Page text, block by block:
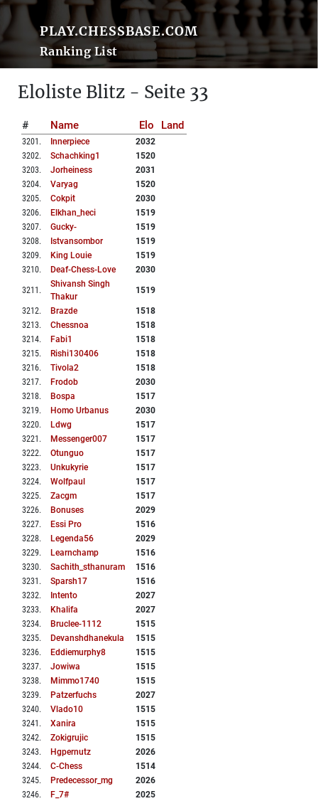
PLAY.CHESSBASE.COM
Ranking List
Eloliste Blitz - Seite 33
# Name Elo Land
3201 . Innerpiece
2032
3202. Schachking1
1520
3203. Jorheiness
2031
3204. Varyag
1520
3205. Cokpit
2030
3206. Elkhan_heci
1519
3207. Gucky-
1519
3208. Istvansombor
1519
3209. King Louie
1519
3210. Deaf-Chess-Love 2030
3211 .
Shivansh Singh
Thakur
1519
3212. Brazde
1518
3213. Chessnoa
1518
3214. Fabi1
1518
3215. Rishi130406
1518
3216. Tivola2
1518
3217. Frodob
2030
3218. Bospa
1517
3219. Homo Urbanus
2030
3220. Ldwg
1517
3221 . Messenger007
1517
3222. Otunguo
1517
3223. Unkukyrie
1517
3224. Wolfpaul
1517
3225. Zacgm
1517
3226. Bonuses
2029
3227. Essi Pro
1516
3228. Legenda56
2029
3229. Learnchamp
1516
3230. Sachith_sthanuram
1516
3231 . Sparsh17
1516
3232. Intento
2027
3233. Khalifa
2027
3234. Bruclee-1112
1515
3235. Devanshdhanekula
1515
3236. Eddiemurphy8
1515
3237. Jowiwa
1515
3238. Mimmo1740
1515
3239. Patzerfuchs
2027
3240. Vlado10
1515
3241 . Xanira
1515
3242. Zokigrujic
1515
3243. Hgpernutz
2026
3244. C-Chess
1514
3245. Predecessor_mg
2026
3246. F_7#
2025